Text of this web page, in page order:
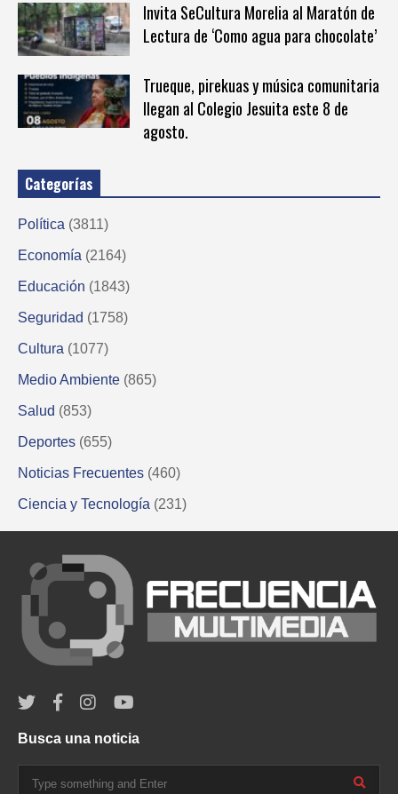
Invita SeCultura Morelia al Maratón de
Lectura de ‘Como agua para chocolate’
Trueque, pirekuas y música comunitaria
llegan al Colegio Jesuita este 8 de
agosto.
Categorías
Política (3811)
Economía (2164)
Educación (1843)
Seguridad (1758)
Cultura (1077)
Medio Ambiente (865)
Salud (853)
Deportes (655)
Noticias Frecuentes (460)
Ciencia y Tecnología (231)
Busca una noticia